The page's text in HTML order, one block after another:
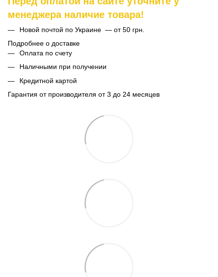
менеджера наличие товара!
Новой почтой по Украине — от 50 грн.
Подробнее о доставке
Оплата по счету
Наличными при получении
Кредитной картой
Гарантия от производителя от 3 до 24 месяцев